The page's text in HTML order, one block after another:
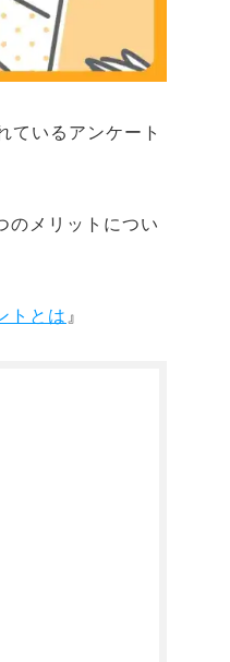
ているアンケート
のメリットについ
トとは』